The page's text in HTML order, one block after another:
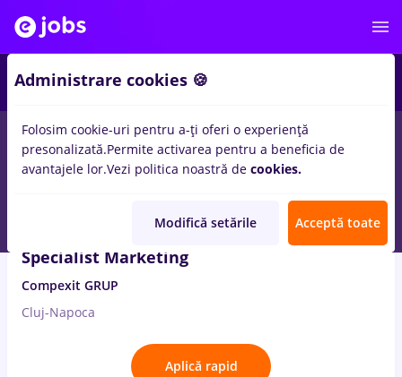
locuri de muncaonlineinCluj-NapocainMarketing
Specialist Marketing
Compexit GRUP
Cluj-Napoca
Aplică rapid
Administrare cookies 🍪
Folosim cookie-uri pentru a-ți oferi o experiență
presonalizată.Permite activarea pentru a beneficia de
avantajele lor.Vezi politica noastră de cookies.
Modifică setările Acceptă toate